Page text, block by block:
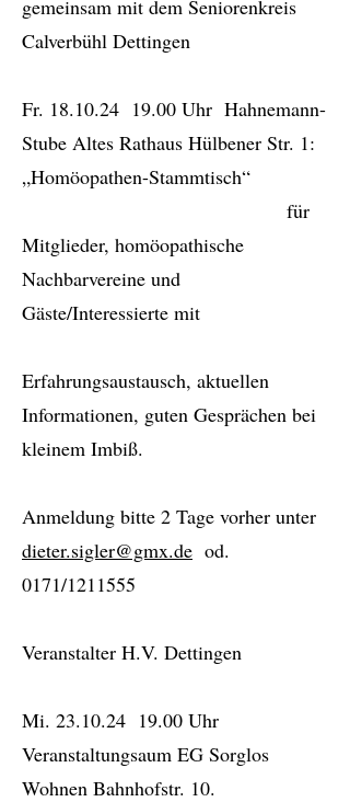
gemeinsam mit dem Seniorenkreis
Calverbühl Dettingen
Fr. 18.10.24 19.00 Uhr Hahnemann-
Stube Altes Rathaus Hülbener Str. 1:
„Homöopathen-Stammtisch“
für
Mitglieder, homöopathische
Nachbarvereine und
Gäste/Interessierte mit
Erfahrungsaustausch, aktuellen
Informationen, guten Gesprächen bei
kleinem Imbiß.
Anmeldung bitte 2 Tage vorher unter
dieter.sigler@gmx.de od.
0171/1211555
Veranstalter H.V. Dettingen
Mi. 23.10.24 19.00 Uhr
Veranstaltungsaum EG Sorglos
Wohnen Bahnhofstr. 10.